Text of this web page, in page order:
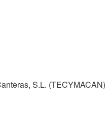
S.L. (TECYMACAN)